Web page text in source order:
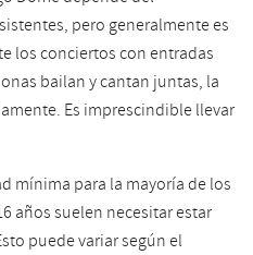
pero generalmente es
los conciertos con entradas
bailan y cantan juntas, la
Es imprescindible llevar
mínima para la mayoría de los
años suelen necesitar estar
puede variar según el